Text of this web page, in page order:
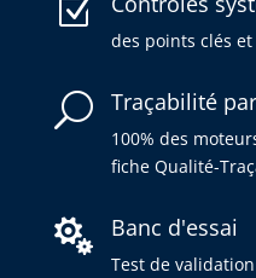
Z
des points clés
U Traçabilité
100% des
fiche Qualité-
 Banc d'essai
Test de